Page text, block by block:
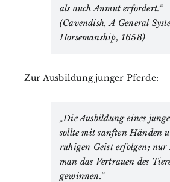
als auch Anmut erfordert.“
(Cavendish, A General
Horsemanship, 1658)
Zur Ausbildung junger Pferde:
„Die Ausbildung eines
sollte mit sanften Händen
ruhigen Geist erfolgen; nur
man das Vertrauen des
gewinnen.“